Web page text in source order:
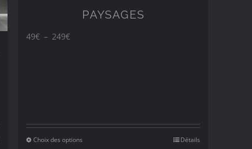
PAYSAGES
49€ – 249€Plage
249€
Choix des options Détails